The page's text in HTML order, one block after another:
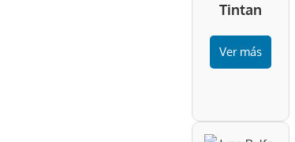
Tintan
Ver más